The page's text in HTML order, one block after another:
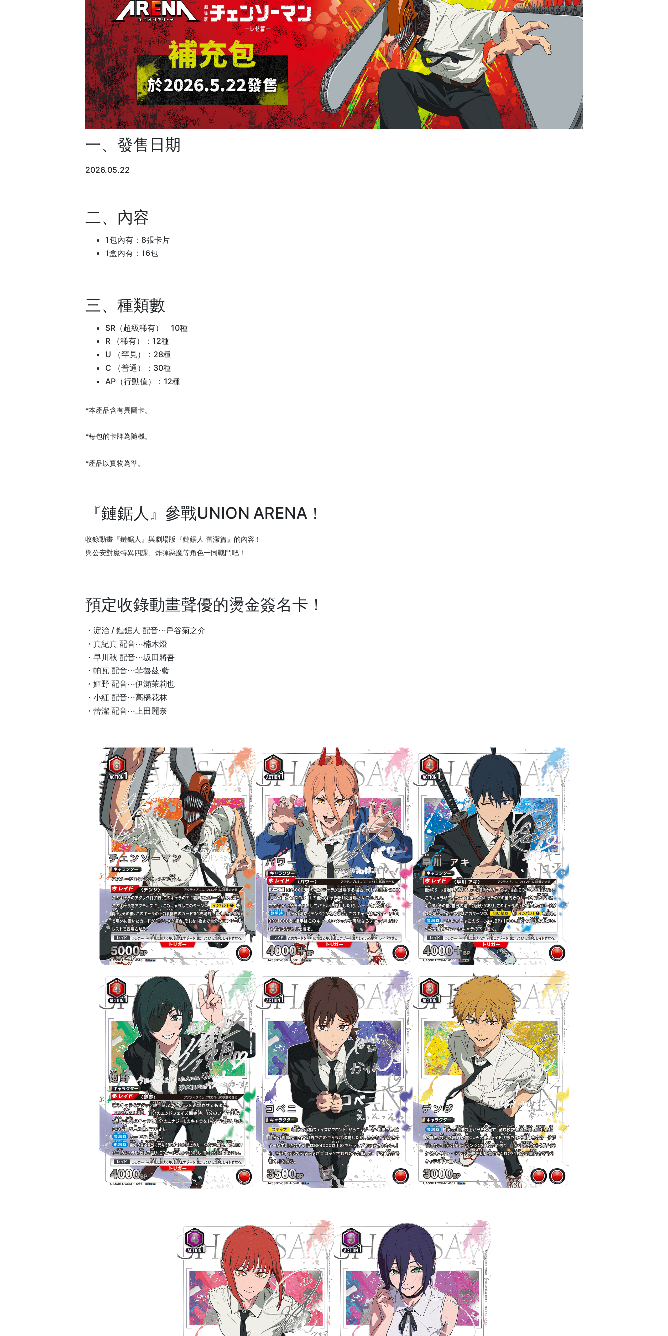
一、發售日期
2026.05.22
二、內容
1包內有：8張卡片
1盒內有：16包
三、種類數
SR（超級稀有）：10種
R （稀有）：12種
U （罕見）：28種
C （普通）：30種
AP（行動值）：12種
*本產品含有異圖卡。
*每包的卡牌為隨機。
*產品以實物為準。
『鏈鋸人』參戰UNION ARENA！
收錄動畫『鏈鋸人』與劇場版『鏈鋸人 蕾潔篇』的內容！
與公安對魔特異四課、炸彈惡魔等角色一同戰鬥吧！
預定收錄動畫聲優的燙金簽名卡！
・淀治 / 鏈鋸人 配音⋯戶谷菊之介
・真紀真 配音⋯楠木燈
・早川秋 配音⋯坂田將吾
・帕瓦 配音⋯菲魯茲·藍
・姬野 配音⋯伊瀨茉莉也
・小紅 配音⋯高橋花林
・蕾潔 配音⋯上田麗奈